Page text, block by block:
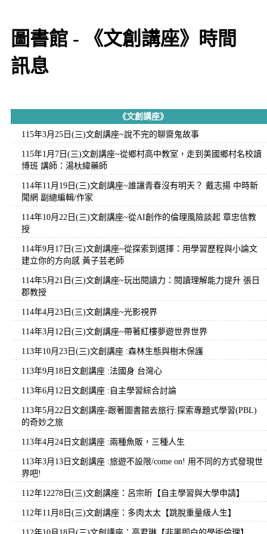
圖書館 - 《文創講座》時間
訊息
《文創講座》
115年3月25日(三)文創講座~說不完的聊齋鬼故事
115年1月7日(三)文創講座~從鄉村高中教室，走到美國鄉村名校讀
博班 講師：湯杕緯藥師
114年11月19日(三)文創講座~誰讓青春沒有明天？ 戴志揚 中時新
聞網 副總編輯/作家
114年10月22日(三)文創講座~從AI創作的倫理風險談起 章忠信教
授
114年9月17日(三)文創講座~從探索到選擇：用學習歷程與小論文
建立你的方向感 黃子芸老師
114年5月21日(三)文創講座~玩出閱讀力：閱讀理解能力提升 張日
郡教授
114年4月23日(三)文創講座~光影視界
114年3月12日(三)文創講座~帶著紅樓夢遊世界世界
113年10月23日(三)文創講座 :森林生態與樹木保護
113年9月18日文創講座 :法國身 台灣心
113年6月12日文創講座 :自主學習綜合討論
113年5月22日文創講座-跟著圖書館去旅行:探索專題式學習(PBL)
的奇妙之旅
113年4月24日文創講座 :兩種魚販，三種人生
113年3月13日文創講座 :旅遊不設限/come on! 用不同的方式發現世
界吧!
112年12278日(三)文創講座：呂宗昕【自主學習與大學申請】
112年11月8日(三)文創講座：多肉太太【跳脫重量級人生】